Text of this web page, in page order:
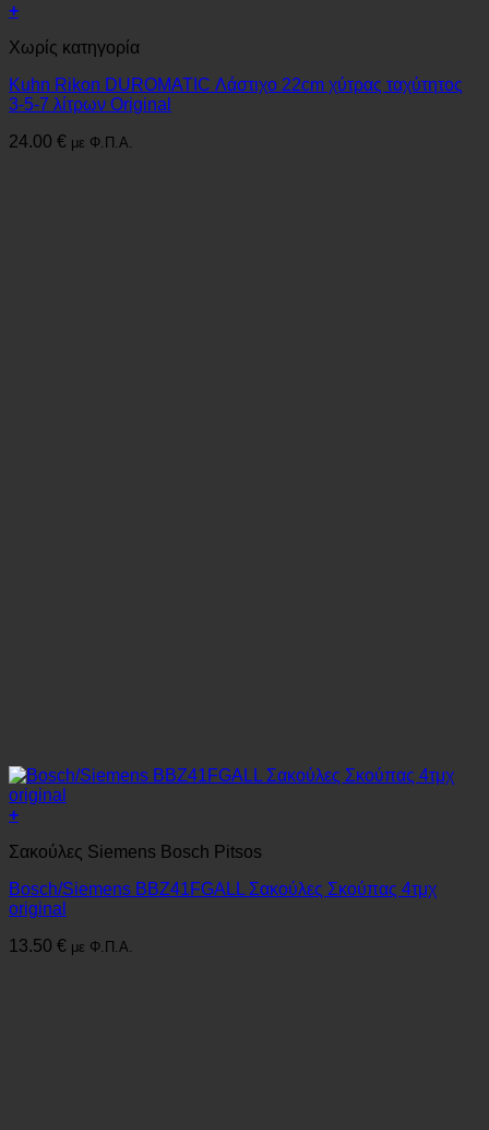
+
Χωρίς κατηγορία
Kuhn Rikon DUROMATIC Λάστιχο 22cm χύτρας ταχύτητος
3-5-7 λίτρων Original
24.00 € με Φ.Π.Α.
+
Σακούλες Siemens Bosch Pitsos
Bosch/Siemens BBZ41FGALL Σακούλες Σκούπας 4τμχ
original
13.50 € με Φ.Π.Α.